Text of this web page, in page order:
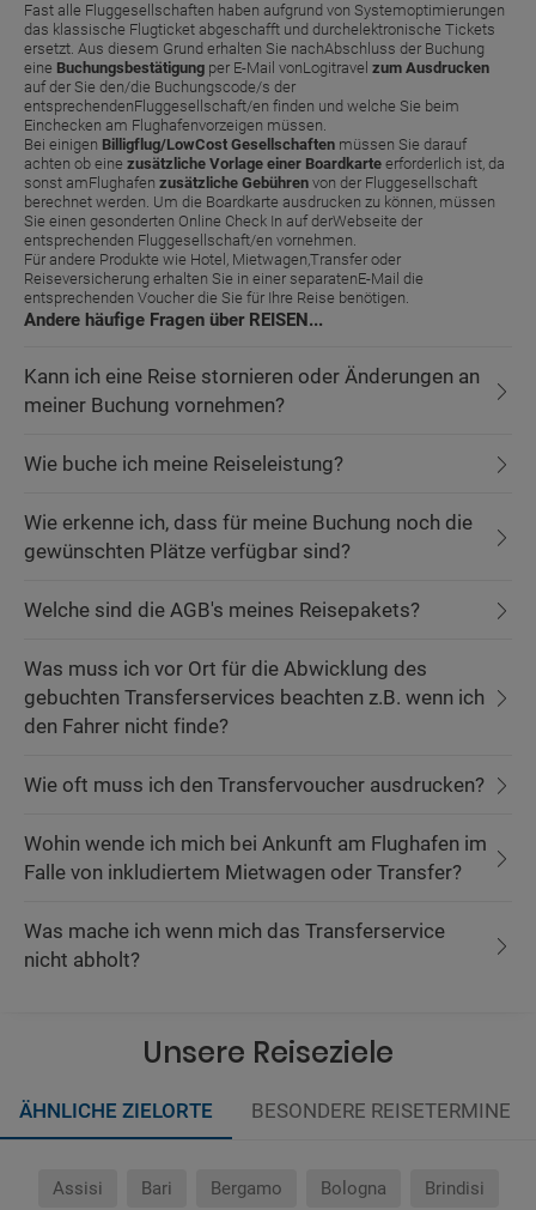
Fast alle Fluggesellschaften haben aufgrund von Systemoptimierungen
das klassische Flugticket abgeschafft und durchelektronische Tickets
ersetzt. Aus diesem Grund erhalten Sie nachAbschluss der Buchung
eine Buchungsbestätigung per E-Mail vonLogitravel zum Ausdrucken
auf der Sie den/die Buchungscode/s der
entsprechendenFluggesellschaft/en finden und welche Sie beim
Einchecken am Flughafenvorzeigen müssen.
Bei einigen Billigflug/LowCost Gesellschaften müssen Sie darauf
achten ob eine zusätzliche Vorlage einer Boardkarte erforderlich ist, da
sonst amFlughafen zusätzliche Gebühren von der Fluggesellschaft
berechnet werden. Um die Boardkarte ausdrucken zu können, müssen
Sie einen gesonderten Online Check In auf derWebseite der
entsprechenden Fluggesellschaft/en vornehmen.
Für andere Produkte wie Hotel, Mietwagen,Transfer oder
Reiseversicherung erhalten Sie in einer separatenE-Mail die
entsprechenden Voucher die Sie für Ihre Reise benötigen.
Andere häufige Fragen über REISEN...
Kann ich eine Reise stornieren oder Änderungen an
meiner Buchung vornehmen?
Wie buche ich meine Reiseleistung?
Wie erkenne ich, dass für meine Buchung noch die
gewünschten Plätze verfügbar sind?
Welche sind die AGB's meines Reisepakets?
Was muss ich vor Ort für die Abwicklung des
gebuchten Transferservices beachten z.B. wenn ich
den Fahrer nicht finde?
Wie oft muss ich den Transfervoucher ausdrucken?
Wohin wende ich mich bei Ankunft am Flughafen im
Falle von inkludiertem Mietwagen oder Transfer?
Was mache ich wenn mich das Transferservice
nicht abholt?
Unsere Reiseziele
ÄHNLICHE ZIELORTE BESONDERE REISETERMINE
Assisi Bari Bergamo Bologna Brindisi